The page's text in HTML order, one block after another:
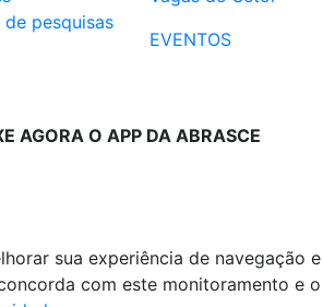
pesquisas
EVENTOS
AGORA O APP DA ABRASCE
sua experiência de navegação
com este monitoramento e